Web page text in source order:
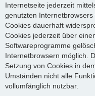
Internetseite jederzeit
genutzten
Cookies dauerhaft
Cookies jederzeit über
Softwareprogramme
Internetbrowsern möglich.
Setzung von Cookies in
Umständen nicht alle
vollumfänglich nutzbar.